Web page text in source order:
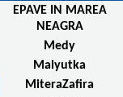
EPAVE IN MAREA
NEAGRA
Medy
Malyutka
MiteraZafira